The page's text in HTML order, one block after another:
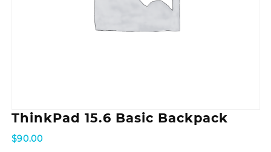
ThinkPad 15.6 Basic Backpack
$90.00